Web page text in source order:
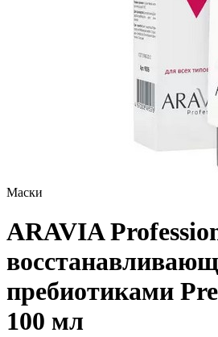
Маски
ARAVIA
пребиотиками
100 мл